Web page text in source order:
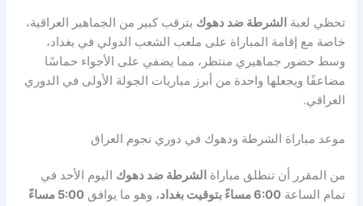
تحظي لعبة الشرطة ضد دهوك بترقب كبير من الجماهير العراقية،
خاصة مع إقامة المباراة على ملعب الشعب الدولي في بغداد،
وسط حضور جماهيري منتظر، مما يضفي على الأجواء حماسًا
مضاعفًا ويجعلها واحدة من أبرز مباريات الجولة الأولى في الدوري
العراقي.
موعد مباراة الشرطة ودهوك في دوري نجوم العراق
من المقرر أن تنطلق مباراة الشرطة ضد دهوك اليوم الأحد في
تمام الساعة6:00 مساءً بتوقيت بغداد ، وهو ما يوافق
5:00 مساءً